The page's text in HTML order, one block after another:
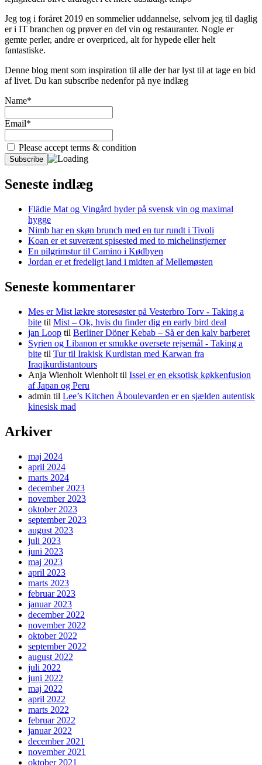
Jeg tog i foråret 2019 en sommelier uddannelse, selvom jeg til daglig
er i IT branchen og prøver en del vin og restauranter. Nogle er
gemte perler, andre er overpriced, alt for hypede eller helt
fantastiske.
Denne blog ment som inspiration til alle der har lyst til at tage en bid
af livet. Du kan subscribe nedenfor på nye indlæg
Name*
Email*
Please accept terms & condition
Seneste indlæg
Flädie Mat og Vingård byder på svensk vin og maximal
hygge
Nimb har en skøn brunch med en tur rundt i Tivoli
Koan er et suverænt spisested med to michelinstjerner
En pilgrimstur til Camino i Kødbyen
Jordan er et fredeligt land i midten af Mellemøsten
Seneste kommentarer
Mes er Mist lækre storesøster på Vesterbro Torv - Taking a
bite til Mist – Ok, hvis du finder dig en early bird deal
jan Loop til Berliner Döner Kebab – Så er den kalv barberet
Syrien og Libanon er smukke oversete rejsemål - Taking a
bite til Tur til Irakisk Kurdistan med Karwan fra
Iraqikurdistantours
Anja Wienholt Wienholt til Issei er en eksotisk køkkenfusion
af Japan og Peru
admin til Lee’s Kitchen Åboulevarden er en sjælden autentisk
kinesisk mad
Arkiver
maj 2024
april 2024
marts 2024
december 2023
november 2023
oktober 2023
september 2023
august 2023
juli 2023
juni 2023
maj 2023
april 2023
marts 2023
februar 2023
januar 2023
december 2022
november 2022
oktober 2022
september 2022
august 2022
juli 2022
juni 2022
maj 2022
april 2022
marts 2022
februar 2022
januar 2022
december 2021
november 2021
oktober 2021